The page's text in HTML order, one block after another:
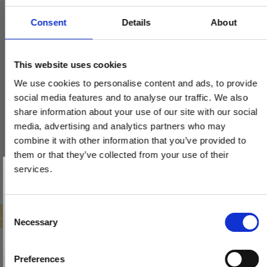
Consent Details About
This website uses cookies
We use cookies to personalise content and ads, to provide
social media features and to analyse our traffic. We also
share information about your use of our site with our social
media, advertising and analytics partners who may
combine it with other information that you’ve provided to
them or that they’ve collected from your use of their
services.
Necessary
Preferences
Dørgreb - Messing uden lak - Model TORPEDO Large
1.293,00 DKK
647,00 DKK
VIS PRODUKT Vind et gavekort